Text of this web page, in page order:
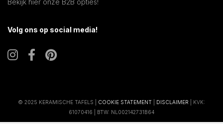
Bekijk hier onze B2B opties!
Volg ons op social media!
© 2025 KERAMISCHE TAFELS | COOKIE STATEMENT DISCLAIMER | KVK:
61070416 | BTW: NL002142731B64